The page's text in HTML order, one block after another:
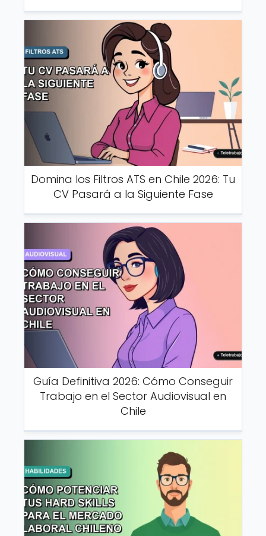
Domina los Filtros ATS en Chile 2026: Tu
CV Pasará a la Siguiente Fase
Guía Definitiva 2026: Cómo Conseguir
Trabajo en el Sector Audiovisual en
Chile